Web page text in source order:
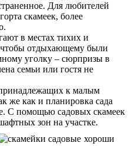
Для любителей
скамеек, более
в местах тихих и
чтобы отдыхающему были
уголку – сюрпризы в
семьи или гостя не
к малым
же как и планировка сада
С помощью садовых скамеек
зон на участке.
хороши